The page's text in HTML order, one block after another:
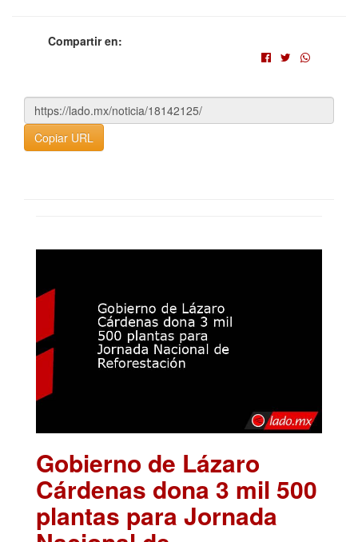
Compartir en:
Copiar URL
Gobierno de Lázaro
Cárdenas dona 3 mil 500
plantas para Jornada